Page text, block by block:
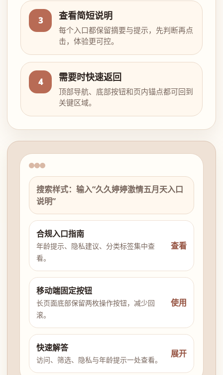
3 查看简短说明
每个入口都保留摘要与提示，先判断再点
击，体验更可控。
4 需要时快速返回
顶部导航、底部按钮和页内锚点都可回到
关键区域。
搜索样式：输入“久久婷婷激情五月天入口
说明”
合规入口指南
年龄提示、隐私建议、分类标签集中查
看。
查看
移动端固定按钮
长页面底部保留两枚操作按钮，减少回
滚。
使用
快速解答
访问、筛选、隐私与年龄提示一处查看。
展开